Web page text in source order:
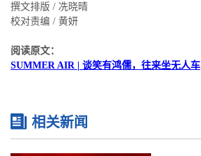
撰文排版 / 冼晓晴
校对责编 / 黄妍
阅读原文：
SUMMER AIR | 谈笑有鸿儒，往来坐无人车
相关新闻